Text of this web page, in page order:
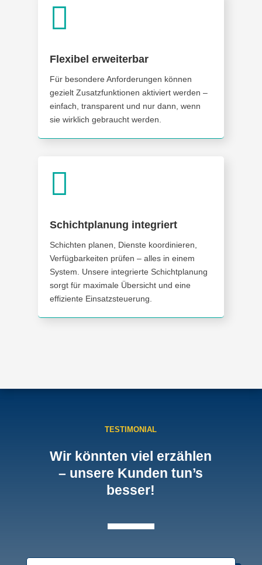

Flexibel erweiterbar
Für besondere Anforderungen können
gezielt Zusatzfunktionen aktiviert werden –
einfach, transparent und nur dann, wenn
sie wirklich gebraucht werden.

Schichtplanung integriert
Schichten planen, Dienste koordinieren,
Verfügbarkeiten prüfen – alles in einem
System. Unsere integrierte Schichtplanung
sorgt für maximale Übersicht und eine
effiziente Einsatzsteuerung.
TESTIMONIAL
Wir könnten viel erzählen
– unsere Kunden tun’s
besser!